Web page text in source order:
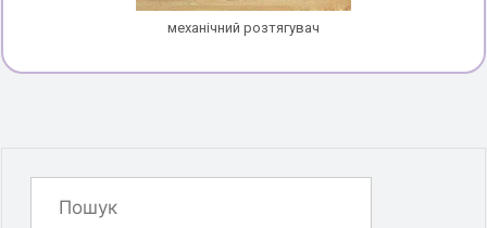
механічний розтягувач